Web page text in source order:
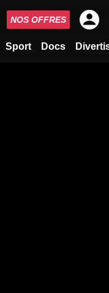
Sport Docs
NOS OFFRES